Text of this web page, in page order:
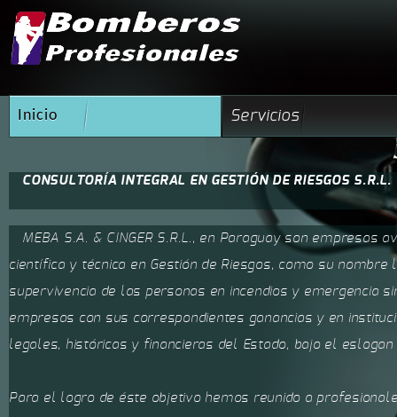
Inicio Servicios
CONSULTORÍA INTEGRAL EN GESTIÓN DE RIESGOS S.R.L.
MEBA S.A. & CINGER S.R.L., en Paraguay son
científica y técnica en Gestión de Riesgos, como su
supervivencia de las personas en incendios y emergencia
empresas con sus correspondientes ganancias y en
legales, históricas y financieras del Estado, bajo el
Para el logro de éste objetivo hemos reunido a